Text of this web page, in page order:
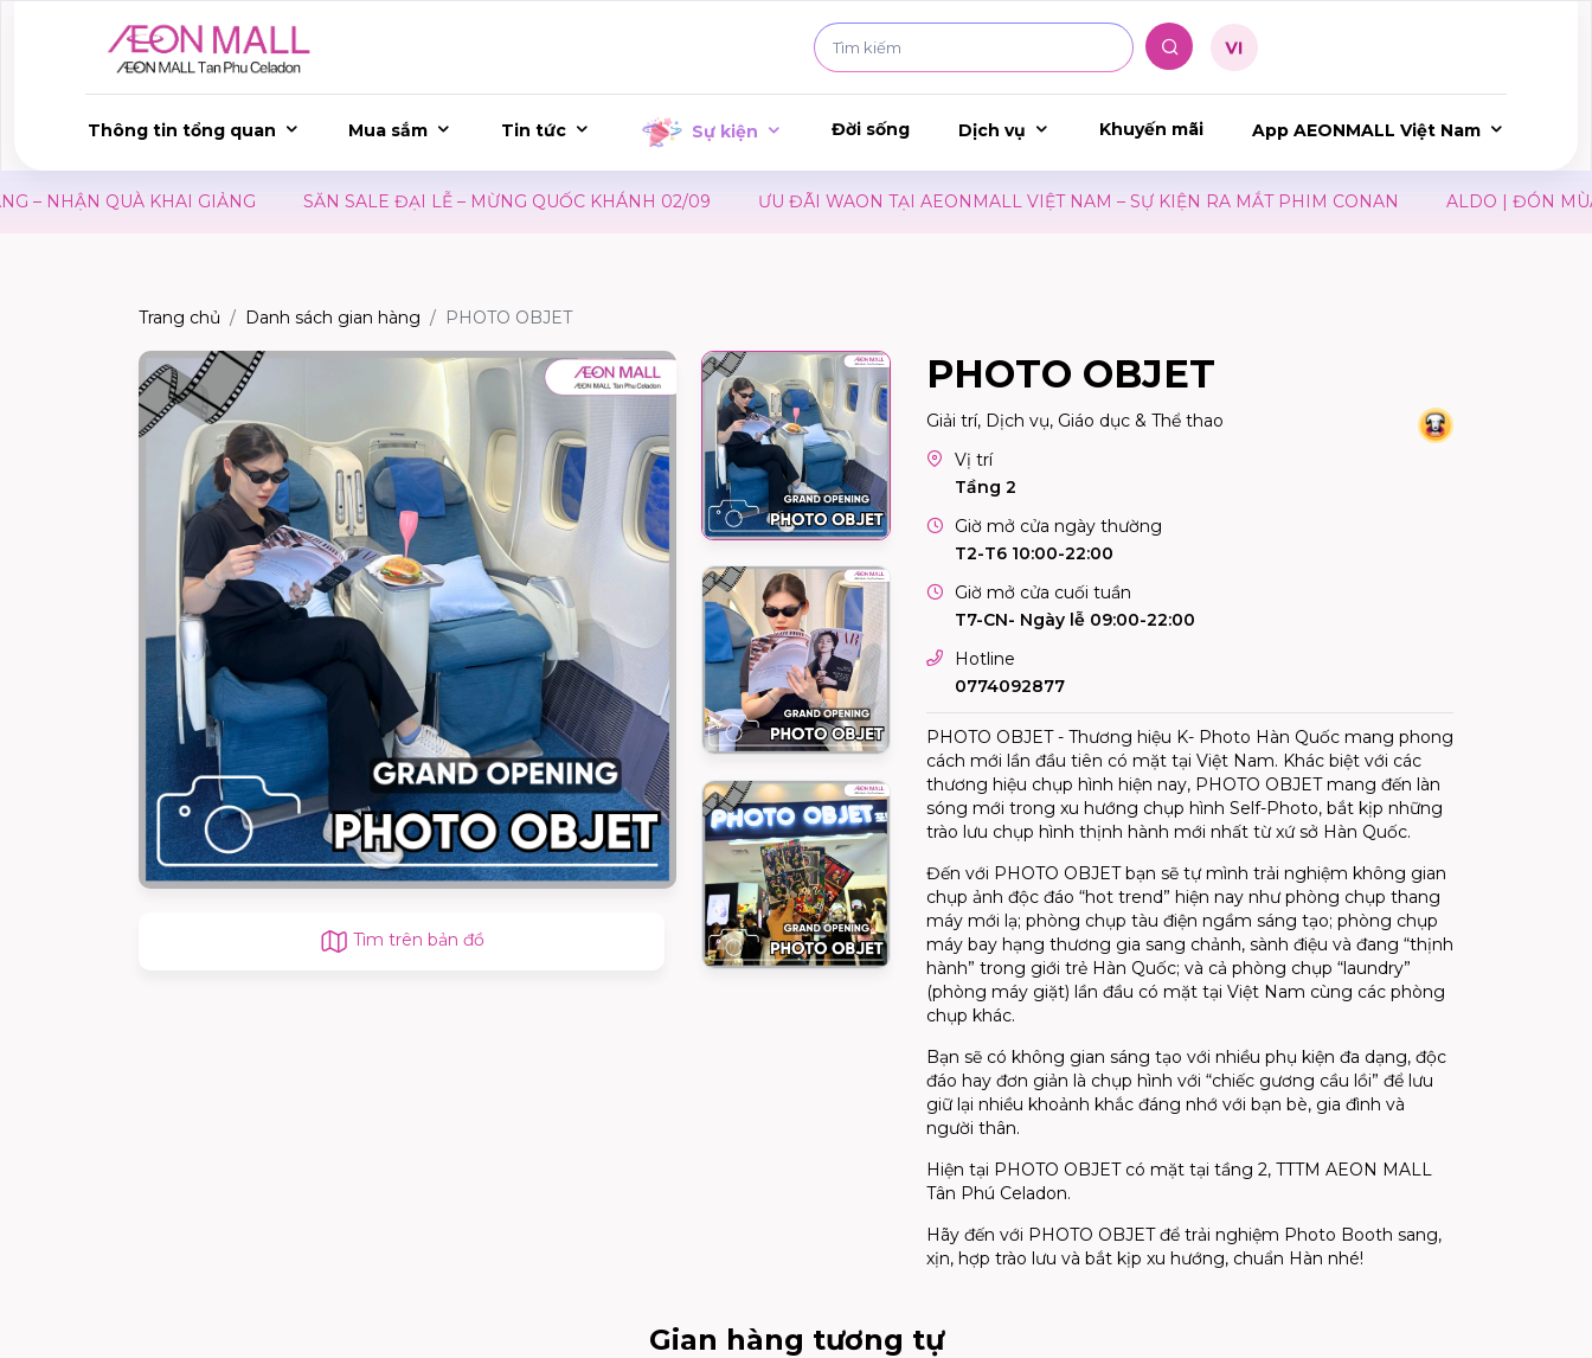
Thông tin tổng quan Mua sắm Tin tức Sự kiện Đời sống Dịch vụ Khuyến mãi App AEONMALL Việt Nam
QUÀ KHAI GIẢNG SĂN SALE ĐẠI LỄ – MỪNG QUỐC KHÁNH 02/09 ƯU ĐÃI WAON TẠI AEONMALL VIỆT NAM – SỰ KIỆN RA MẮT PHIM CONAN ALDO | ĐÓN MÙA TỰU
Trang chủ Danh sách gian hàng PHOTO OBJET
Tìm trên bản đồ
PHOTO OBJET
Giải trí, Dịch vụ, Giáo dục & Thể thao
Vị trí
Tầng 2
Giờ mở cửa ngày thường
T2-T6 10:00-22:00
Giờ mở cửa cuối tuần
T7-CN- Ngày lễ 09:00-22:00
Hotline
0774092877
PHOTO OBJET - Thương hiệu K- Photo Hàn Quốc mang phong
cách mới lần đầu tiên có mặt tại Việt Nam. Khác biệt với các
thương hiệu chụp hình hiện nay, PHOTO OBJET mang đến làn
sóng mới trong xu hướng chụp hình Self-Photo, bắt kịp những
trào lưu chụp hình thịnh hành mới nhất từ xứ sở Hàn Quốc.
Đến với PHOTO OBJET bạn sẽ tự mình trải nghiệm không gian
chụp ảnh độc đáo “hot trend” hiện nay như phòng chụp thang
máy mới lạ; phòng chụp tàu điện ngầm sáng tạo; phòng chụp
máy bay hạng thương gia sang chảnh, sành điệu và đang “thịnh
hành” trong giới trẻ Hàn Quốc; và cả phòng chụp “laundry”
(phòng máy giặt) lần đầu có mặt tại Việt Nam cùng các phòng
chụp khác.
Bạn sẽ có không gian sáng tạo với nhiều phụ kiện đa dạng, độc
đáo hay đơn giản là chụp hình với “chiếc gương cầu lồi” để lưu
giữ lại nhiều khoảnh khắc đáng nhớ với bạn bè, gia đình và
người thân.
Hiện tại PHOTO OBJET có mặt tại tầng 2, TTTM AEON MALL
Tân Phú Celadon.
Hãy đến với PHOTO OBJET để trải nghiệm Photo Booth sang,
xịn, hợp trào lưu và bắt kịp xu hướng, chuẩn Hàn nhé!
Gian hàng tương tự